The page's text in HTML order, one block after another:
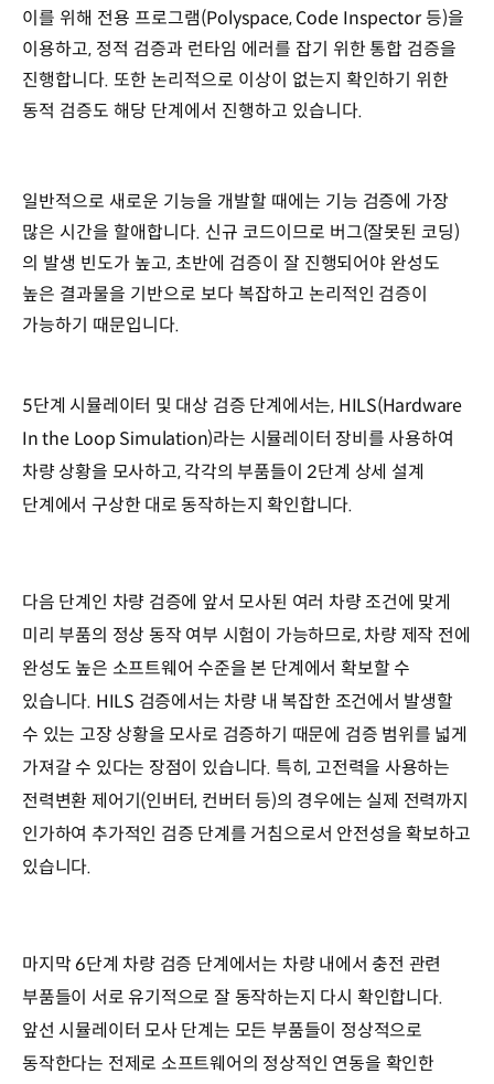
이를 위해 전용 프로그램(Polyspace, Code Inspector 등)을
이용하고, 정적 검증과 런타임 에러를 잡기 위한 통합 검증을
진행합니다. 또한 논리적으로 이상이 없는지 확인하기 위한
동적 검증도 해당 단계에서 진행하고 있습니다.
일반적으로 새로운 기능을 개발할 때에는 기능 검증에 가장
많은 시간을 할애합니다. 신규 코드이므로 버그(잘못된 코딩)
의 발생 빈도가 높고, 초반에 검증이 잘 진행되어야 완성도
높은 결과물을 기반으로 보다 복잡하고 논리적인 검증이
가능하기 때문입니다.
5단계 시뮬레이터 및 대상 검증 단계에서는, HILS(Hardware
In the Loop Simulation)라는 시뮬레이터 장비를 사용하여
차량 상황을 모사하고, 각각의 부품들이 2단계 상세 설계
단계에서 구상한 대로 동작하는지 확인합니다.
다음 단계인 차량 검증에 앞서 모사된 여러 차량 조건에 맞게
미리 부품의 정상 동작 여부 시험이 가능하므로, 차량 제작 전에
완성도 높은 소프트웨어 수준을 본 단계에서 확보할 수
있습니다. HILS 검증에서는 차량 내 복잡한 조건에서 발생할
수 있는 고장 상황을 모사로 검증하기 때문에 검증 범위를 넓게
가져갈 수 있다는 장점이 있습니다. 특히, 고전력을 사용하는
전력변환 제어기(인버터, 컨버터 등)의 경우에는 실제 전력까지
인가하여 추가적인 검증 단계를 거침으로서 안전성을 확보하고
있습니다.
마지막 6단계 차량 검증 단계에서는 차량 내에서 충전 관련
부품들이 서로 유기적으로 잘 동작하는지 다시 확인합니다.
앞선 시뮬레이터 모사 단계는 모든 부품들이 정상적으로
동작한다는 전제로 소프트웨어의 정상적인 연동을 확인한